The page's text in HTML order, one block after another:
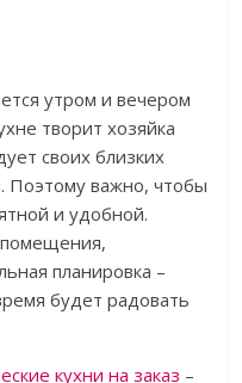
утром и вечером
творит хозяйка
своих близких
Поэтому важно, чтобы
и удобной.
планировка –
будет радовать
кухни на заказ –